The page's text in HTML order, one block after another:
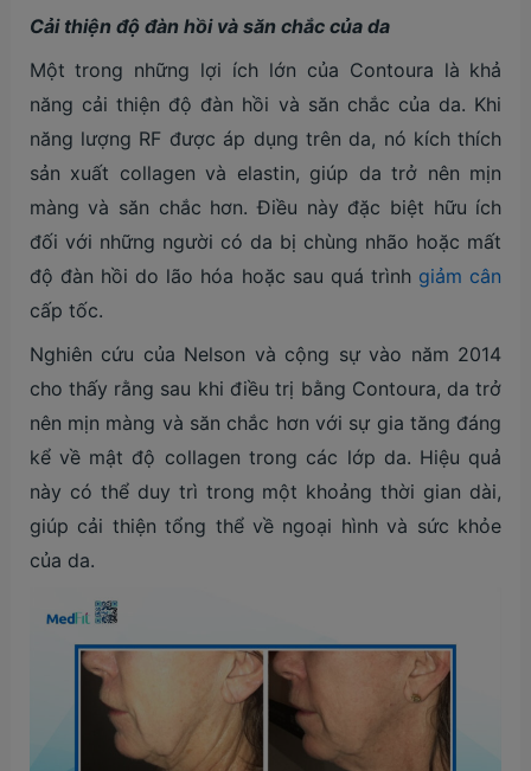
Cải thiện độ đàn hồi và săn chắc của da
Một trong những lợi ích lớn của Contoura là khả
năng cải thiện độ đàn hồi và săn chắc của da. Khi
năng lượng RF được áp dụng trên da, nó kích thích
sản xuất collagen và elastin, giúp da trở nên mịn
màng và săn chắc hơn. Điều này đặc biệt hữu ích
đối với những người có da bị chùng nhão hoặc mất
độ đàn hồi do lão hóa hoặc sau quá trình giảm cân
cấp tốc​.
Nghiên cứu của Nelson và cộng sự vào năm 2014
cho thấy rằng sau khi điều trị bằng Contoura, da trở
nên mịn màng và săn chắc hơn với sự gia tăng đáng
kể về mật độ collagen trong các lớp da​​. Hiệu quả
này có thể duy trì trong một khoảng thời gian dài,
giúp cải thiện tổng thể về ngoại hình và sức khỏe
của da.